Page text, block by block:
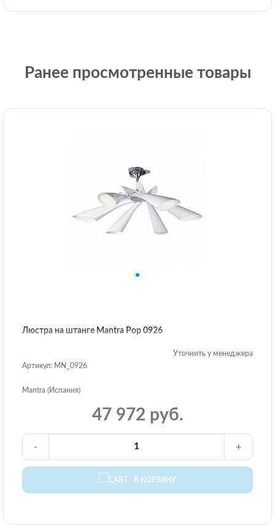
Ранее просмотренные товары
Люстра на штанге Mantra Pop 0926
Уточнить у менеджера
Артикул: MN_0926
Mantra (Испания)
47 972 руб.
В КОРЗИНУ
- +